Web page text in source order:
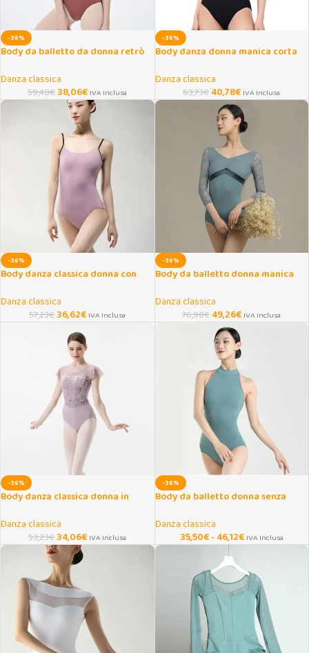
-36%
Body da balletto da donna retrò
Danza classica
59,48€38,06€ IVA Inclusa
-36%
Body danza donna manica corta
Danza classica
63,73€40,78€ IVA Inclusa
-36%
Body danza classica donna con
Danza classica
57,23€36,62€ IVA Inclusa
-36%
Body da balletto donna manica
Danza classica
76,98€49,26€ IVA Inclusa
-36%
Body danza classica donna in
Danza classica
53,23€34,06€ IVA Inclusa
-36%
Body da balletto donna senza
Danza classica
35,50€-46,12€ IVA Inclusa